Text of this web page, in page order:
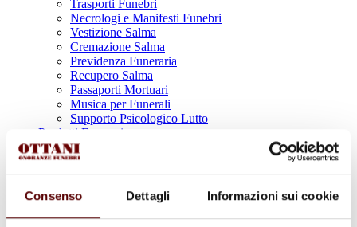
Consenso Dettagli Informazioni sui cookie
Trasporti Funebri
Necrologi e Manifesti Funebri
Vestizione Salma
Cremazione Salma
Previdenza Funeraria
Recupero Salma
Passaporti Mortuari
Musica per Funerali
Supporto Psicologico Lutto
Prodotti Funerari
Lapidi, Lastre tombali e Monumenti Funerari
Urne Cinerarie
Allestimento Funebre
Cofani Funebri
In caso di decesso
Necrologi